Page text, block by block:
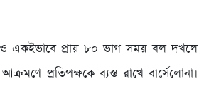
একইভাবে প্রায় ৮০ ভাগ সময় বল দখলে
প্রতিপক্ষকে ব্যস্ত রাখে বার্সেলোনা।